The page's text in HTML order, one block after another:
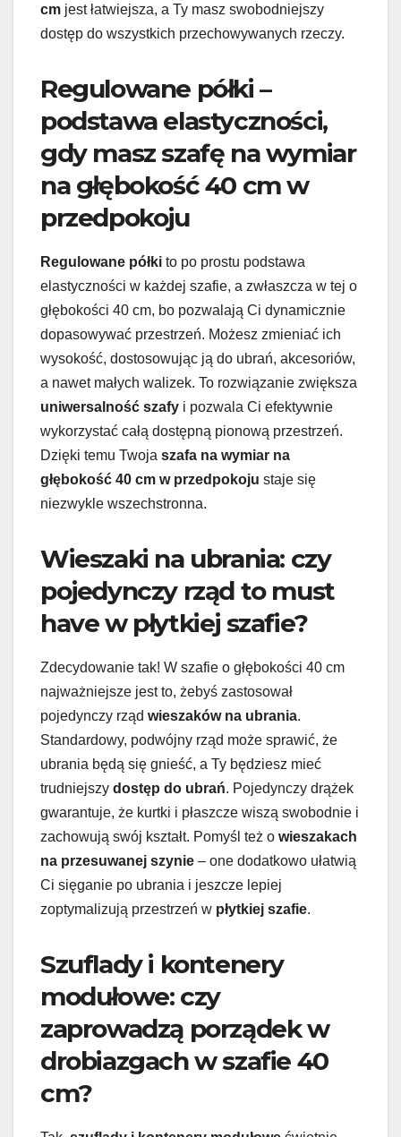
cm jest łatwiejsza, a Ty masz swobodniejszy
dostęp do wszystkich przechowywanych rzeczy.
Regulowane półki –
podstawa elastyczności,
gdy masz szafę na wymiar
na głębokość 40 cm w
przedpokoju
Regulowane półki to po prostu podstawa
elastyczności w każdej szafie, a zwłaszcza w tej o
głębokości 40 cm, bo pozwalają Ci dynamicznie
dopasowywać przestrzeń. Możesz zmieniać ich
wysokość, dostosowując ją do ubrań, akcesoriów,
a nawet małych walizek. To rozwiązanie zwiększa
uniwersalność szafy i pozwala Ci efektywnie
wykorzystać całą dostępną pionową przestrzeń.
Dzięki temu Twoja szafa na wymiar na
głębokość 40 cm w przedpokoju staje się
niezwykle wszechstronna.
Wieszaki na ubrania: czy
pojedynczy rząd to must
have w płytkiej szafie?
Zdecydowanie tak! W szafie o głębokości 40 cm
najważniejsze jest to, żebyś zastosował
pojedynczy rząd wieszaków na ubrania.
Standardowy, podwójny rząd może sprawić, że
ubrania będą się gnieść, a Ty będziesz mieć
trudniejszy dostęp do ubrań. Pojedynczy drążek
gwarantuje, że kurtki i płaszcze wiszą swobodnie i
zachowują swój kształt. Pomyśl też o wieszakach
na przesuwanej szynie – one dodatkowo ułatwią
Ci sięganie po ubrania i jeszcze lepiej
zoptymalizują przestrzeń w płytkiej szafie.
Szuflady i kontenery
modułowe: czy
zaprowadzą porządek w
drobiazgach w szafie 40
cm?